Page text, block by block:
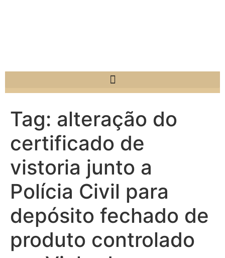
Tag: alteração do
certificado de
vistoria junto a
Polícia Civil para
depósito fechado de
produto controlado